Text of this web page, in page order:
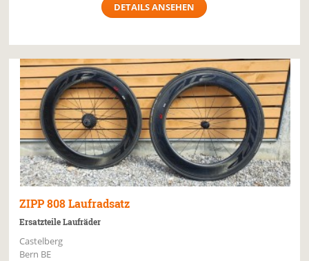
DETAILS ANSEHEN
ZIPP 808 Laufradsatz
Ersatzteile Laufräder
Castelberg
Bern BE